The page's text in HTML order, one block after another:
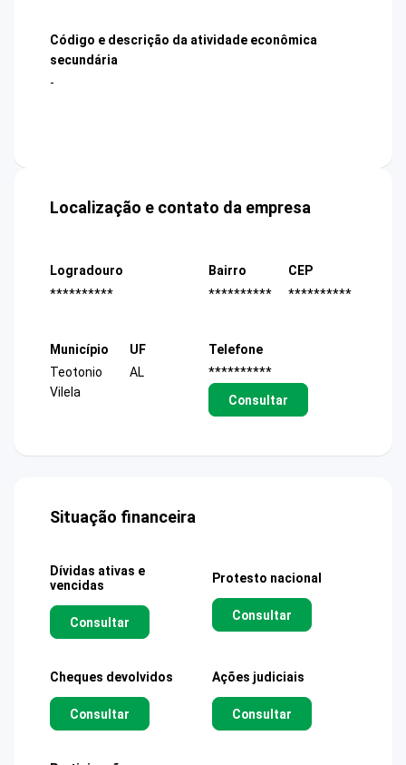
Código e descrição da atividade econômica
secundária
-
Localização e contato da empresa
Logradouro
**********
Bairro
**********
CEP
**********
Município
Teotonio
Vilela
UF
AL
Telefone
**********
Consultar
Situação financeira
Dívidas ativas e
vencidas
Consultar
Protesto nacional
Consultar
Cheques devolvidos
Consultar
Ações judiciais
Consultar